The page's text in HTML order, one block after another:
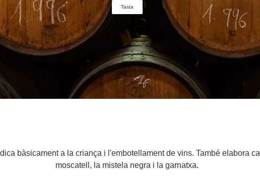
Tasta
bàsicament a la criança i l'embotellament de vins. També elabora
moscatell, la mistela negra i la garnatxa.